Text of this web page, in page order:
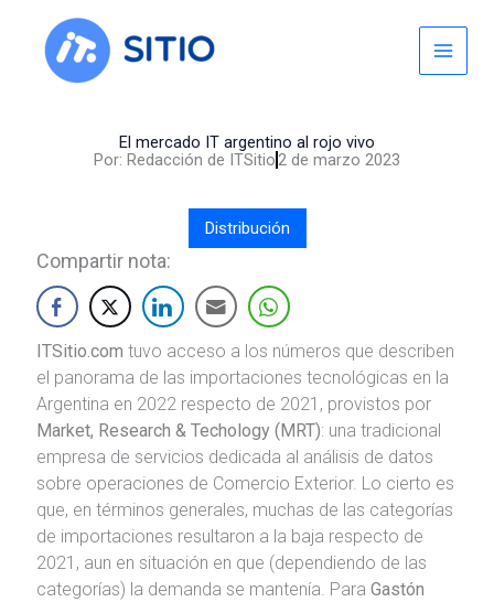
content
El mercado IT argentino al rojo vivo
Por: Redacción de ITSitio2 de marzo 2023
Distribución
Compartir nota:
ITSitio.com tuvo acceso a los números que describen
el panorama de las importaciones tecnológicas en la
Argentina en 2022 respecto de 2021, provistos por
Market, Research & Techology (MRT): una tradicional
empresa de servicios dedicada al análisis de datos
sobre operaciones de Comercio Exterior. Lo cierto es
que, en términos generales, muchas de las categorías
de importaciones resultaron a la baja respecto de
2021, aun en situación en que (dependiendo de las
categorías) la demanda se mantenía. Para Gastón